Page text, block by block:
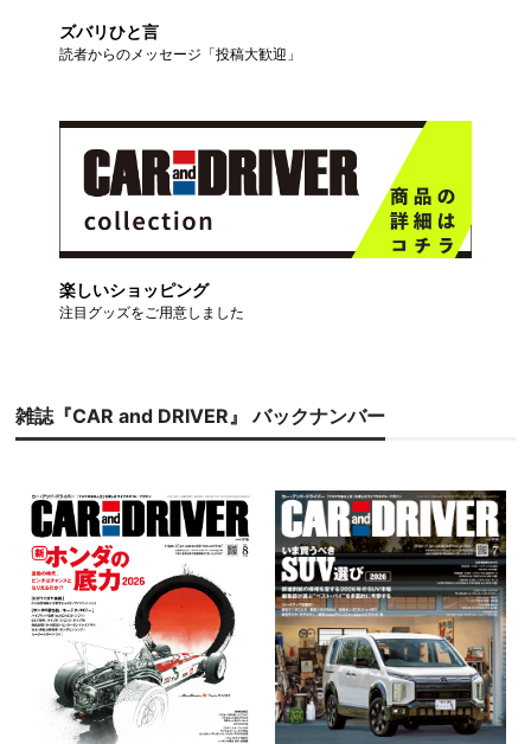
ズバリひと言
読者からのメッセージ「投稿大歓迎」
楽しいショッピング
注目グッズをご用意しました
雑誌『CAR and DRIVER』 バックナンバー